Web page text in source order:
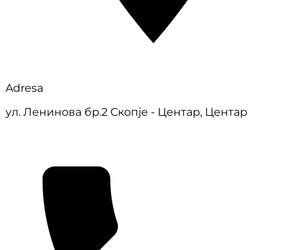
Adresa
ул. Ленинова бр.2 Скопје - Центар, Центар